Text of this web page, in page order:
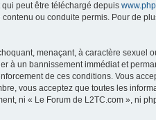
peut être téléchargé depuis
ou conduite permis. Pour de
menaçant, à caractère sexuel
à un bannissement immédiat et
de ces conditions. Vous
vous acceptez que toutes les
ni « Le Forum de L2TC.com », ni